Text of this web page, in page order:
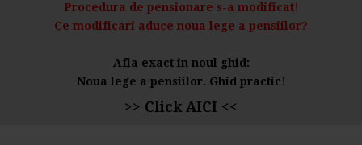
Procedura de pensionare s-a modificat!
Ce modificari aduce noua lege a pensiilor?
Afla exact in noul ghid:
Noua lege a pensiilor. Ghid practic!
>> Click AICI <<